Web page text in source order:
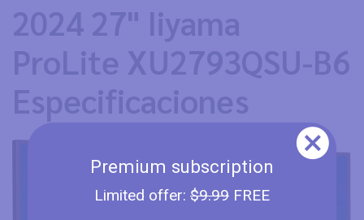
Premium subscription
Limited offer: $9.99FREE
2024 27" Iiyama
ProLite XU2793QSU-B6
Especificaciones